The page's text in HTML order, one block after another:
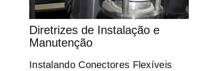
Diretrizes de Instalação e
Manutenção
Instalando Conectores Flexíveis